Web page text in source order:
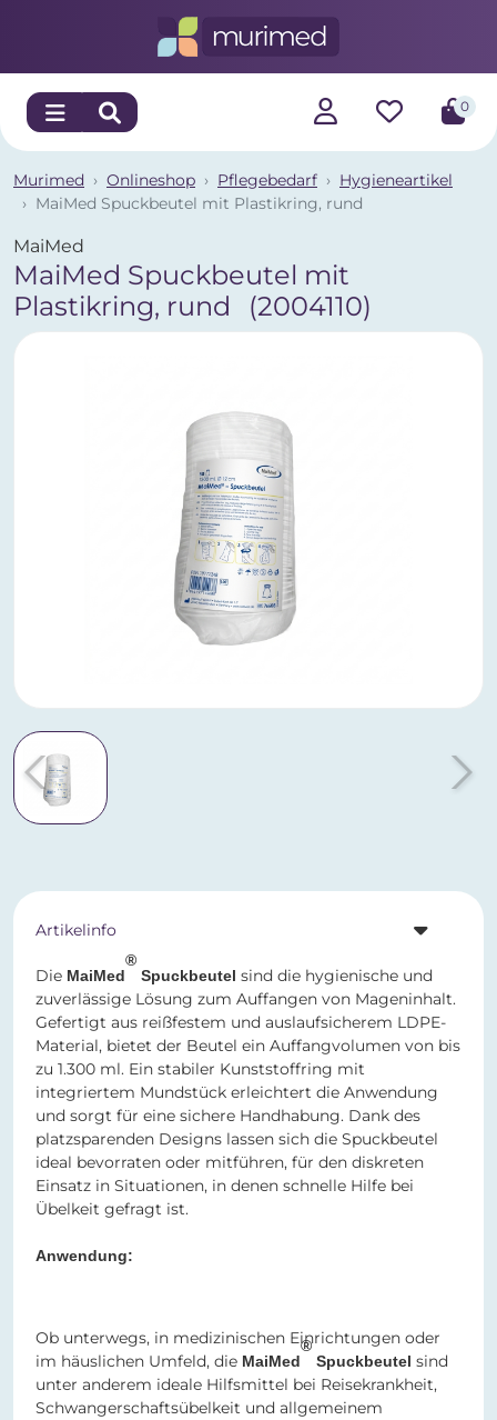
0
Murimed Onlineshop Pflegebedarf
Hygieneartikel
MaiMed Spuckbeutel mit Plastikring, rund
MaiMed
MaiMed Spuckbeutel mit
Plastikring, rund
(2004110)
Artikelinfo
Die MaiMed
®
Spuckbeutel sind die hygienische und
zuverlässige Lösung zum Auffangen von Mageninhalt.
Gefertigt aus reißfestem und auslaufsicherem LDPE-
Material, bietet der Beutel ein Auffangvolumen von bis
zu 1.300 ml. Ein stabiler Kunststoffring mit
integriertem Mundstück erleichtert die Anwendung
und sorgt für eine sichere Handhabung. Dank des
platzsparenden Designs lassen sich die Spuckbeutel
ideal bevorraten oder mitführen, für den diskreten
Einsatz in Situationen, in denen schnelle Hilfe bei
Übelkeit gefragt ist.
Anwendung:
Ob unterwegs, in medizinischen Einrichtungen oder
im häuslichen Umfeld, die MaiMed
®
Spuckbeutel sind
unter anderem ideale Hilfsmittel bei Reisekrankheit,
Schwangerschaftsübelkeit und allgemeinem